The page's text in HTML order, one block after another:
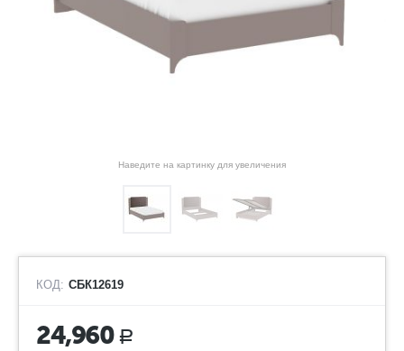
Наведите на картинку для увеличения
КОД: СБК12619
24,960 Р